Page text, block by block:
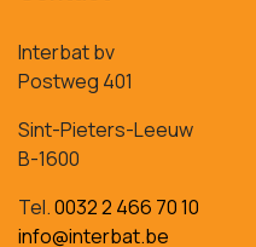
Interbat bv
Postweg 401
Sint-Pieters-Leeuw
B-1600
Tel.0032 2 466 70 10
info@interbat.be